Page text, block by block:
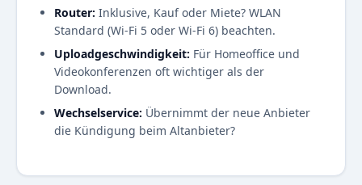
Router: Inklusive, Kauf oder Miete? WLAN
Standard (Wi-Fi 5 oder Wi-Fi 6) beachten.
Uploadgeschwindigkeit: Für Homeoffice und
Videokonferenzen oft wichtiger als der
Download.
Wechselservice: Übernimmt der neue Anbieter
die Kündigung beim Altanbieter?